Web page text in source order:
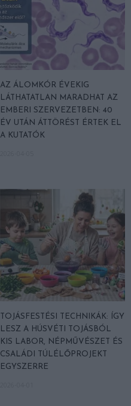
AZ ÁLOMKÓR ÉVEKIG
LÁTHATATLAN MARADHAT AZ
EMBERI SZERVEZETBEN: 40
ÉV UTÁN ÁTTÖRÉST ÉRTEK EL
A KUTATÓK
TOJÁSFESTÉSI TECHNIKÁK: ÍGY
LESZ A HÚSVÉTI TOJÁSBÓL
KIS LABOR, NÉPMŰVÉSZET ÉS
CSALÁDI TÚLÉLŐPROJEKT
EGYSZERRE